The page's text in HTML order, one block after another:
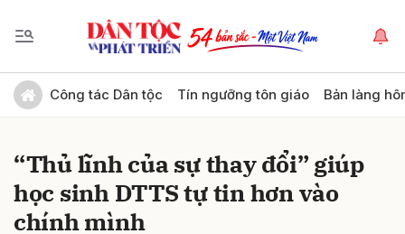
Công tác Dân tộc Tín ngưỡng tôn giáo Bản làng
“Thủ lĩnh của sự thay đổi” giúp
học sinh DTTS tự tin hơn vào
chính mình
Gửi bình luận